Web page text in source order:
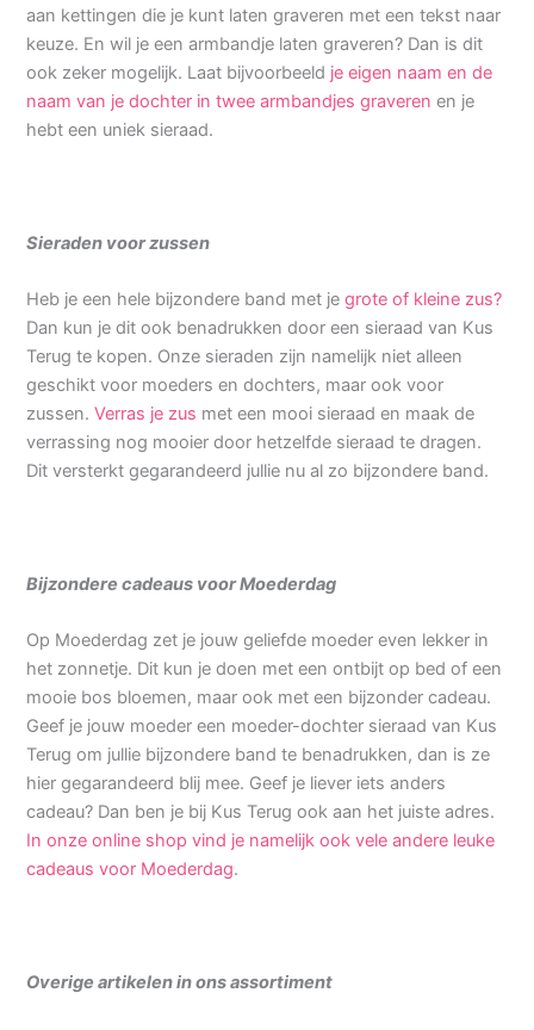
aan kettingen die je kunt laten graveren met een tekst naar
keuze. En wil je een armbandje laten graveren? Dan is dit
ook zeker mogelijk. Laat bijvoorbeeld je eigen naam en de
naam van je dochter in twee armbandjes graveren en je
hebt een uniek sieraad.
Sieraden voor zussen
Heb je een hele bijzondere band met jegrote of kleine zus?
Dan kun je dit ook benadrukken door een sieraad van Kus
Terug te kopen. Onze sieraden zijn namelijk niet alleen
geschikt voor moeders en dochters, maar ook voor
zussen.Verras je zus met een mooi sieraad en maak de
verrassing nog mooier door hetzelfde sieraad te dragen.
Dit versterkt gegarandeerd jullie nu al zo bijzondere band.
Bijzondere cadeaus voor Moederdag
Op Moederdag zet je jouw geliefde moeder even lekker in
het zonnetje. Dit kun je doen met een ontbijt op bed of een
mooie bos bloemen, maar ook met een bijzonder cadeau.
Geef je jouw moeder een moeder-dochter sieraad van Kus
Terug om jullie bijzondere band te benadrukken, dan is ze
hier gegarandeerd blij mee. Geef je liever iets anders
cadeau? Dan ben je bij Kus Terug ook aan het juiste adres.
In onze online shop vind je namelijk ook vele andere leuke
cadeaus voor Moederdag.
Overige artikelen in ons assortiment